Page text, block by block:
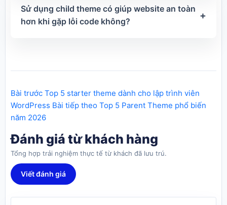
Sử dụng child theme có giúp website an toàn
hơn khi gặp lỗi code không?
+
Bài trước Top 5 starter theme dành cho lập trình viên
WordPress Bài tiếp theo Top 5 Parent Theme phổ biến
năm 2026
Đánh giá từ khách hàng
Tổng hợp trải nghiệm thực tế từ khách đã lưu trú.
Viết đánh giá